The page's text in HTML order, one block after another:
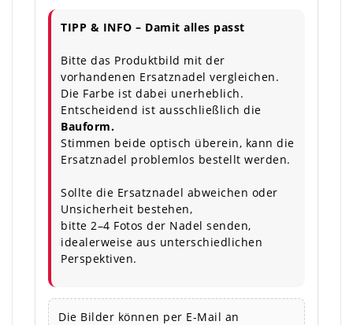
TIPP & INFO – Damit alles passt
Bitte das Produktbild mit der
vorhandenen Ersatznadel vergleichen.
Die Farbe ist dabei unerheblich.
Entscheidend ist ausschließlich die
Bauform.
Stimmen beide optisch überein, kann die
Ersatznadel problemlos bestellt werden.
Sollte die Ersatznadel abweichen oder
Unsicherheit bestehen,
bitte 2–4 Fotos der Nadel senden,
idealerweise aus unterschiedlichen
Perspektiven.
Die Bilder können per E-Mail an